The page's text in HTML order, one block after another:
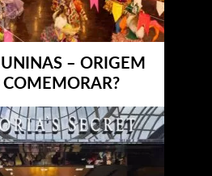
– ORIGEM